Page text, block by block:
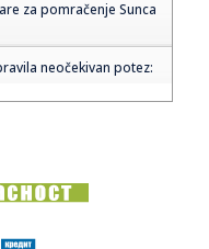
za pomračenje Sunca
neočekivan potez:
ličnim doprinosom
Milenković se vraća u